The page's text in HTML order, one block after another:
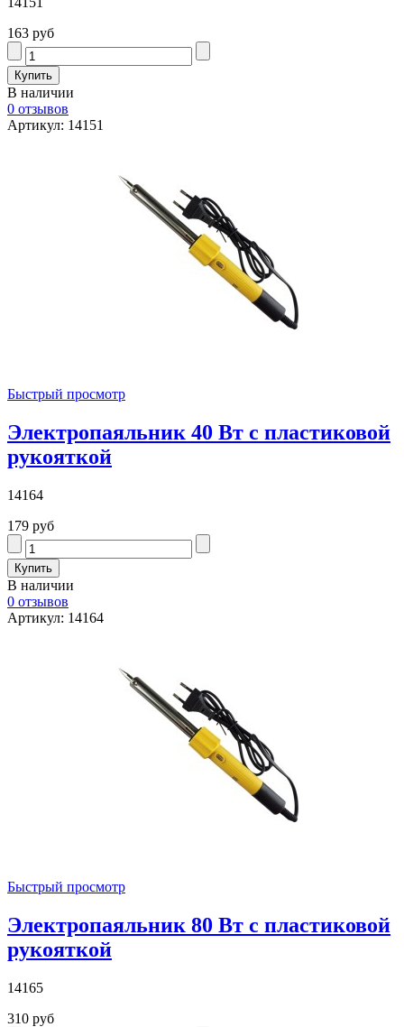
163 руб
В наличии
0 отзывов
Артикул: 14151
Быстрый просмотр
Электропаяльник 40 Вт с пластиковой
рукояткой
14164
179 руб
В наличии
0 отзывов
Артикул: 14164
Быстрый просмотр
Электропаяльник 80 Вт с пластиковой
рукояткой
14165
310 руб